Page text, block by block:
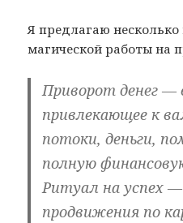
Я предлагаю
магической работы на
Приворот денег —
привлекающее к
потоки, деньги,
полную
Ритуал на успех —
продвижения по